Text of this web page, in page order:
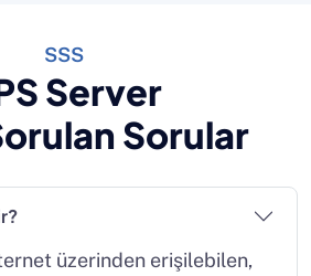
SSS
Server
Sorular
üzerinden erişilebilen,